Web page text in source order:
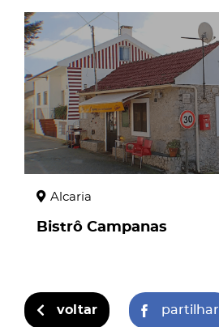
page
Alcaria
Bistrô Campanas
voltar partilhar